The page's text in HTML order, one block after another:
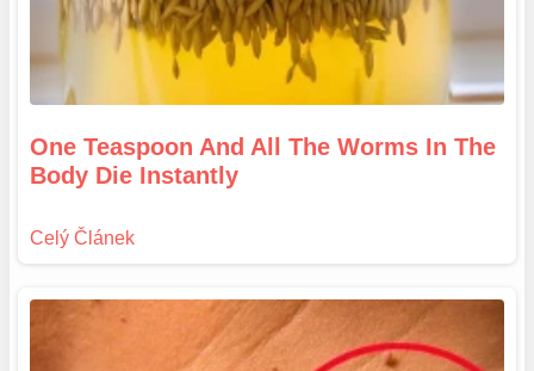
One Teaspoon And All The Worms In The
Body Die Instantly